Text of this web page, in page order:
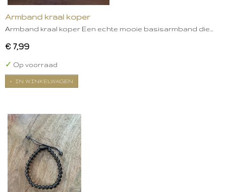
Armband kraal koper
Armband kraal koper Een echte mooie basisarmband die…
€ 7,99
✓ Op voorraad
IN WINKELWAGEN